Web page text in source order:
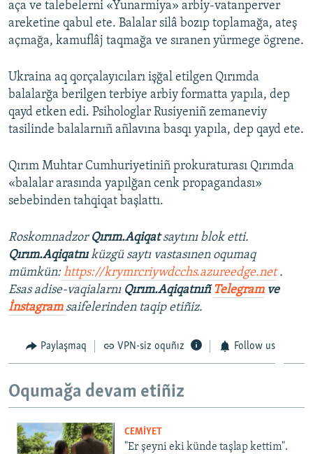
aça ve talebelerni «Yunarmiya» arbiy-vatanperver
areketine qabul ete. Balalar silâ bozıp toplamağa, ateş
açmağa, kamuflâj taqmağa ve sıranen yürmege ögrene.
Ukraina aq qorçalayıcıları işğal etilgen Qırımda
balalarğa berilgen terbiye arbiy formatta yapıla, dep
qayd etken edi. Psihologlar Rusiyeniñ zemaneviy
tasilinde balalarnıñ añlavına basqı yapıla, dep qayd ete.
Qırım Muhtar Cumhuriyetiniñ prokuraturası Qırımda
«balalar arasında yapılğan cenk propagandası»
sebebinden tahqiqat başlattı.
Roskomnadzor Qırım.Aqiqatsaytını blok etti.
Qırım.Aqiqatnıküzgü saytı vastasınen oqumaq
mümkün: https://krymrcriywdcchs.azureedge.net .
Esas adise-vaqialarnı Qırım.AqiqatnıñTelegramve
İnstagram saifelerinden taqip etiñiz.
Paylaşmaq VPN-siz oquñız Follow us
Oqumağa devam etiñiz
CEMİYET
"Er şeyni eki künde taşlap kettim".